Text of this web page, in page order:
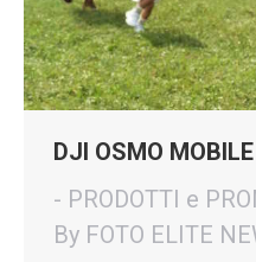
DJI OSMO
- PRODOTTI e
By FOTO ELITE